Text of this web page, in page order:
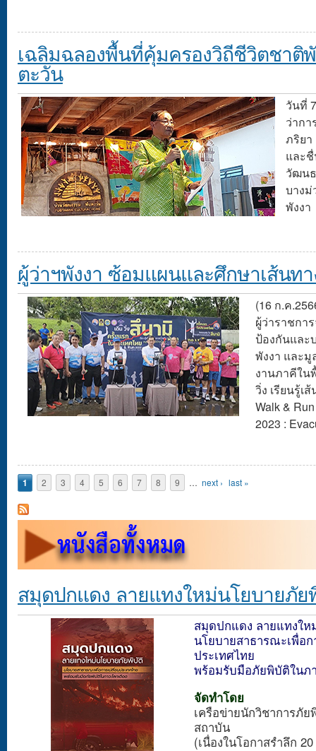
เฉลิมฉลองพื้นที่คุ้มครองวิถีชีวิตชาติ
ตะวัน
วันที่
ว่าก
ภริย
และ
วัฒน
บางม่
พังงา
ผู้ว่าฯพังงา ซ้อมแผนและศึกษาเส้นท
(16 ก.ค
ผู้ว่าราชกา
ป้องกันและ
พังงา และ
งานภาคีใน
วิ่ง เรียนรู้เ
Walk &
2023 :
Pages
1 2 3 4 5 6 7 8 9 … next › last »
สมุดปกแดง ลายแทงใหม่นโยบายภั
สมุดปกแดง ลายแทงใ
นโยบายสาธารณะเพื่อก
ประเทศไทย
พร้อมรับมือภัยพิบัติในภ
จัดทำโดย
เครือข่ายนักวิชาการภั
สถาบัน
(เนื่องในโอกาสรำลึก